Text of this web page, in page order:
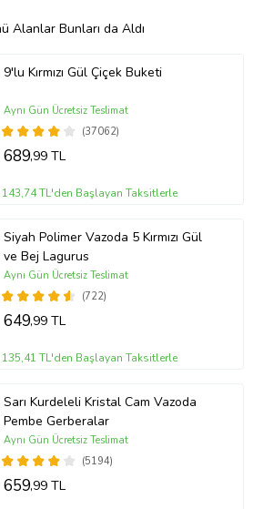
Alanlar Bunları da Aldı
9'lu Kırmızı Gül Çiçek Buketi
(37062)
Aynı Gün Ücretsiz Teslimat
689,99 TL
143,74 TL'den Başlayan Taksitlerle
Siyah Polimer Vazoda 5 Kırmızı Gül
ve Bej Lagurus
(722)
Aynı Gün Ücretsiz Teslimat
649,99 TL
135,41 TL'den Başlayan Taksitlerle
Sarı Kurdeleli Kristal Cam Vazoda
Pembe Gerberalar
(5194)
Aynı Gün Ücretsiz Teslimat
659,99 TL